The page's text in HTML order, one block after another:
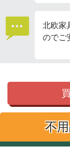
北欧家
のでご
不